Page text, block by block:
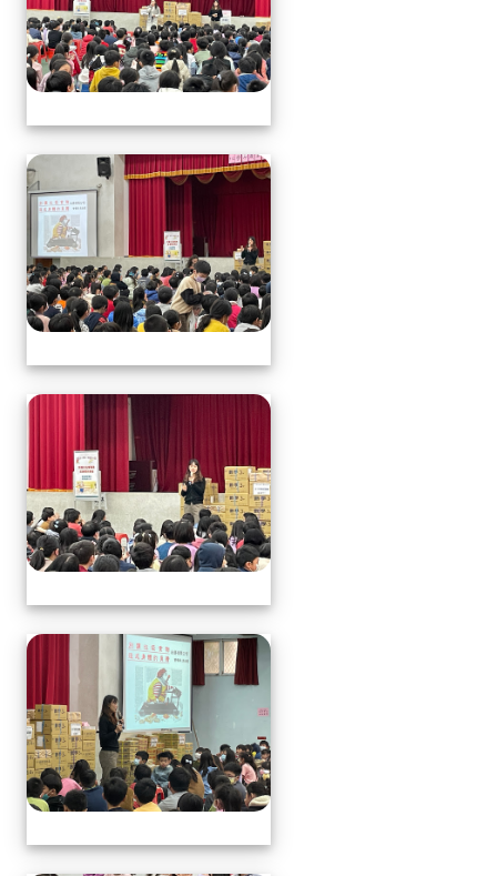
113.1.17中年級營養教育(
113.1.17中年級營養教育(
113.1.17中年級營養教育(